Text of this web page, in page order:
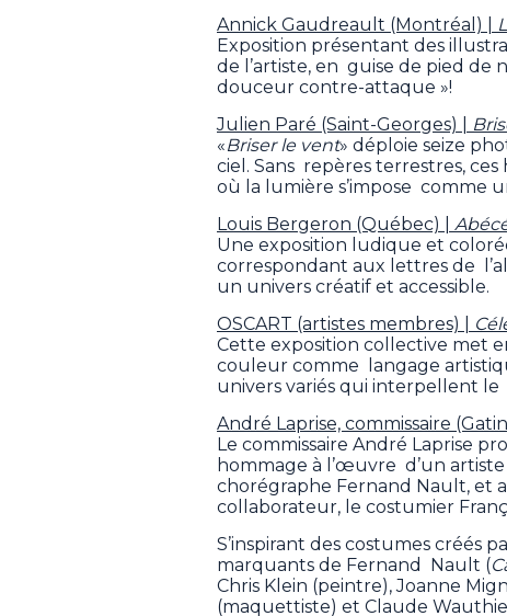
Annick Gaudreault (Montréal) |
Exposition présentant des
de l’artiste, en guise de pied de
douceur contre-attaque »!
Julien Paré (Saint-Georges) |
«Briser le vent» déploie seize
ciel. Sans repères terrestres,
où la lumière s’impose comme
Louis Bergeron (Québec) |
Une exposition ludique et
correspondant aux lettres de
un univers créatif et accessible.
OSCART (artistes membres) |
Cette exposition collective met
couleur comme langage
univers variés qui interpellent
André Laprise, commissaire
Le commissaire André Laprise
hommage à l’œuvre d’un
chorégraphe Fernand Nault, et
collaborateur, le costumier
S’inspirant des costumes créés
marquants de Fernand Nault (
Chris Klein (peintre), Joanne
(maquettiste) et Claude